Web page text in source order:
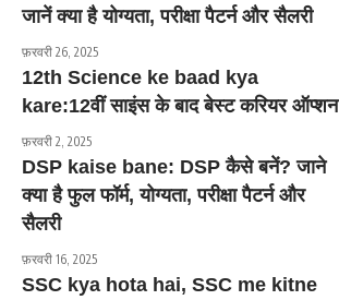
जानें क्या है योग्यता, परीक्षा पैटर्न और सैलरी
फ़रवरी 26, 2025
12th Science ke baad kya
kare:12वीं साइंस के बाद बेस्ट करियर ऑप्शन
फ़रवरी 2, 2025
DSP kaise bane: DSP कैसे बनें? जाने
क्या है फुल फॉर्म, योग्यता, परीक्षा पैटर्न और
सैलरी
फ़रवरी 16, 2025
SSC kya hota hai, SSC me kitne